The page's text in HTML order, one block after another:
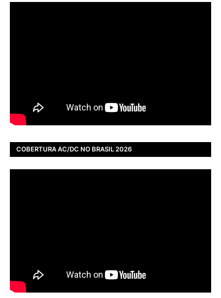
COBERTURA AC/DC NO BRASIL 2026